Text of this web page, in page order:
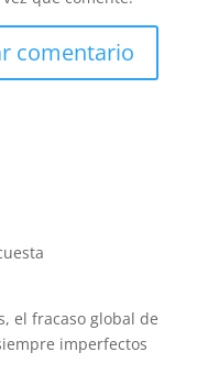
el fracaso global de
imperfectos